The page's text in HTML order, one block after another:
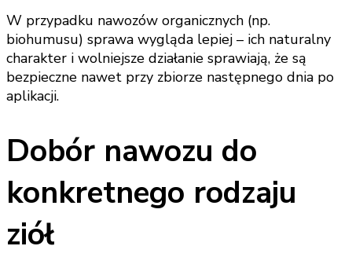
W przypadku nawozów organicznych (np.
biohumusu) sprawa wygląda lepiej – ich naturalny
charakter i wolniejsze działanie sprawiają, że są
bezpieczne nawet przy zbiorze następnego dnia po
aplikacji.
Dobór nawozu do
konkretnego rodzaju
ziół